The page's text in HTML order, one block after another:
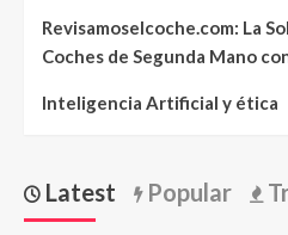
Revisamoselcoche.com: La
Coches de Segunda Mano
Inteligencia Artificial y ética
Latest Popular